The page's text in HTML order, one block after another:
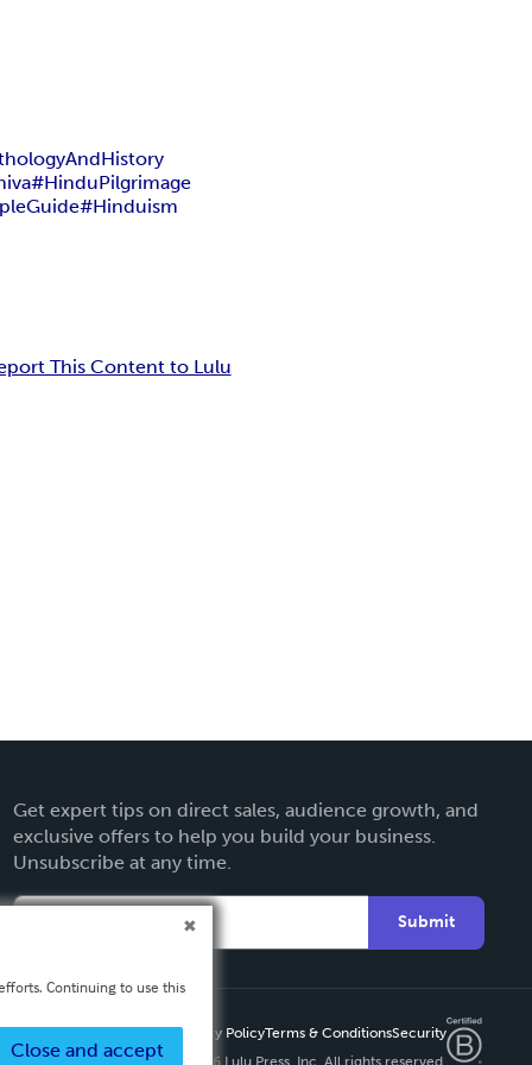
#HinduPilgrimage
#Hinduism
This Content to Lulu
Get expert tips on direct sales, audience growth, and
exclusive offers to help you build your business.
Unsubscribe at any time.
Submit
Privacy PolicyTerms & ConditionsSecurity
Copyright ©
2026 Lulu Press, Inc. All rights reserved.
Continuing to use this
Close and accept